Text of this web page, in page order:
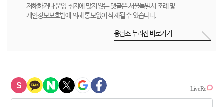
저해하거나 운영 취지에 맞지 않는 댓글은 서울특별시 조례 및
개인정보보호법에 의해 통보없이 삭제될 수 있습니다.
응답소 누리집 바로가기